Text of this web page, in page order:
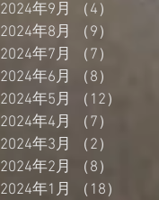
2024年9月
（4）
2024年8月
（9）
2024年7月
（7）
2024年6月
（8）
2024年5月
（12）
2024年4月
（7）
2024年3月
（2）
2024年2月
（8）
2024年1月
（18）